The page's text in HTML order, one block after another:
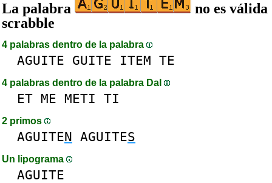
La palabra
no es válida
scrabble
4 palabras dentro de la palabra
AGUITE GUITE ITEM TE
4 palabras dentro de la palabra DaI
ET ME METI TI
2 primos
AGUITEN AGUITES
Un lipograma
AGUITE